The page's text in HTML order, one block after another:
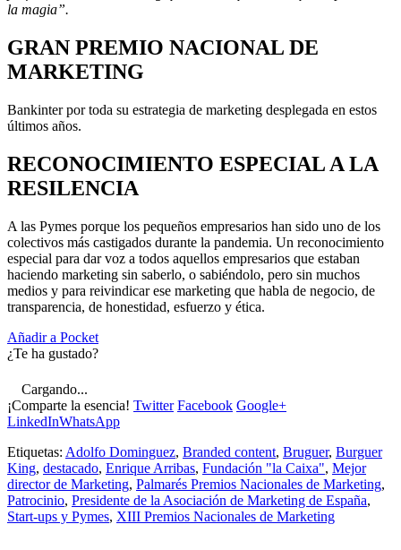
la magia”.
GRAN PREMIO NACIONAL DE
MARKETING
Bankinter por toda su estrategia de marketing desplegada en estos
últimos años.
RECONOCIMIENTO ESPECIAL A LA
RESILENCIA
A las Pymes porque los pequeños empresarios han sido uno de los
colectivos más castigados durante la pandemia. Un reconocimiento
especial para dar voz a todos aquellos empresarios que estaban
haciendo marketing sin saberlo, o sabiéndolo, pero sin muchos
medios y para reivindicar ese marketing que habla de negocio, de
transparencia, de honestidad, esfuerzo y ética.
Añadir a Pocket
¿Te ha gustado?
Cargando...
¡Comparte la esencia! Twitter Facebook Google+
LinkedInWhatsApp
Etiquetas: Adolfo Dominguez, Branded content, Bruguer, Burguer
King, destacado, Enrique Arribas, Fundación "la Caixa", Mejor
director de Marketing, Palmarés Premios Nacionales de Marketing,
Patrocinio, Presidente de la Asociación de Marketing de España,
Start-ups y Pymes, XIII Premios Nacionales de Marketing